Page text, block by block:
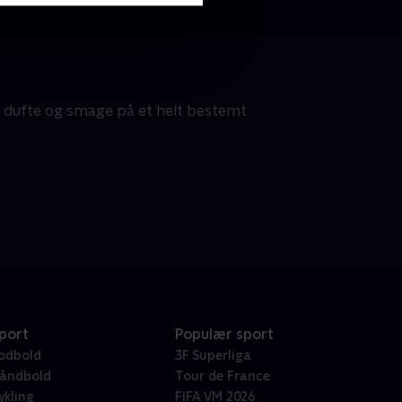
og smage på et helt bestemt
Populær sport
3F Superliga
Tour de France
FIFA VM 2026